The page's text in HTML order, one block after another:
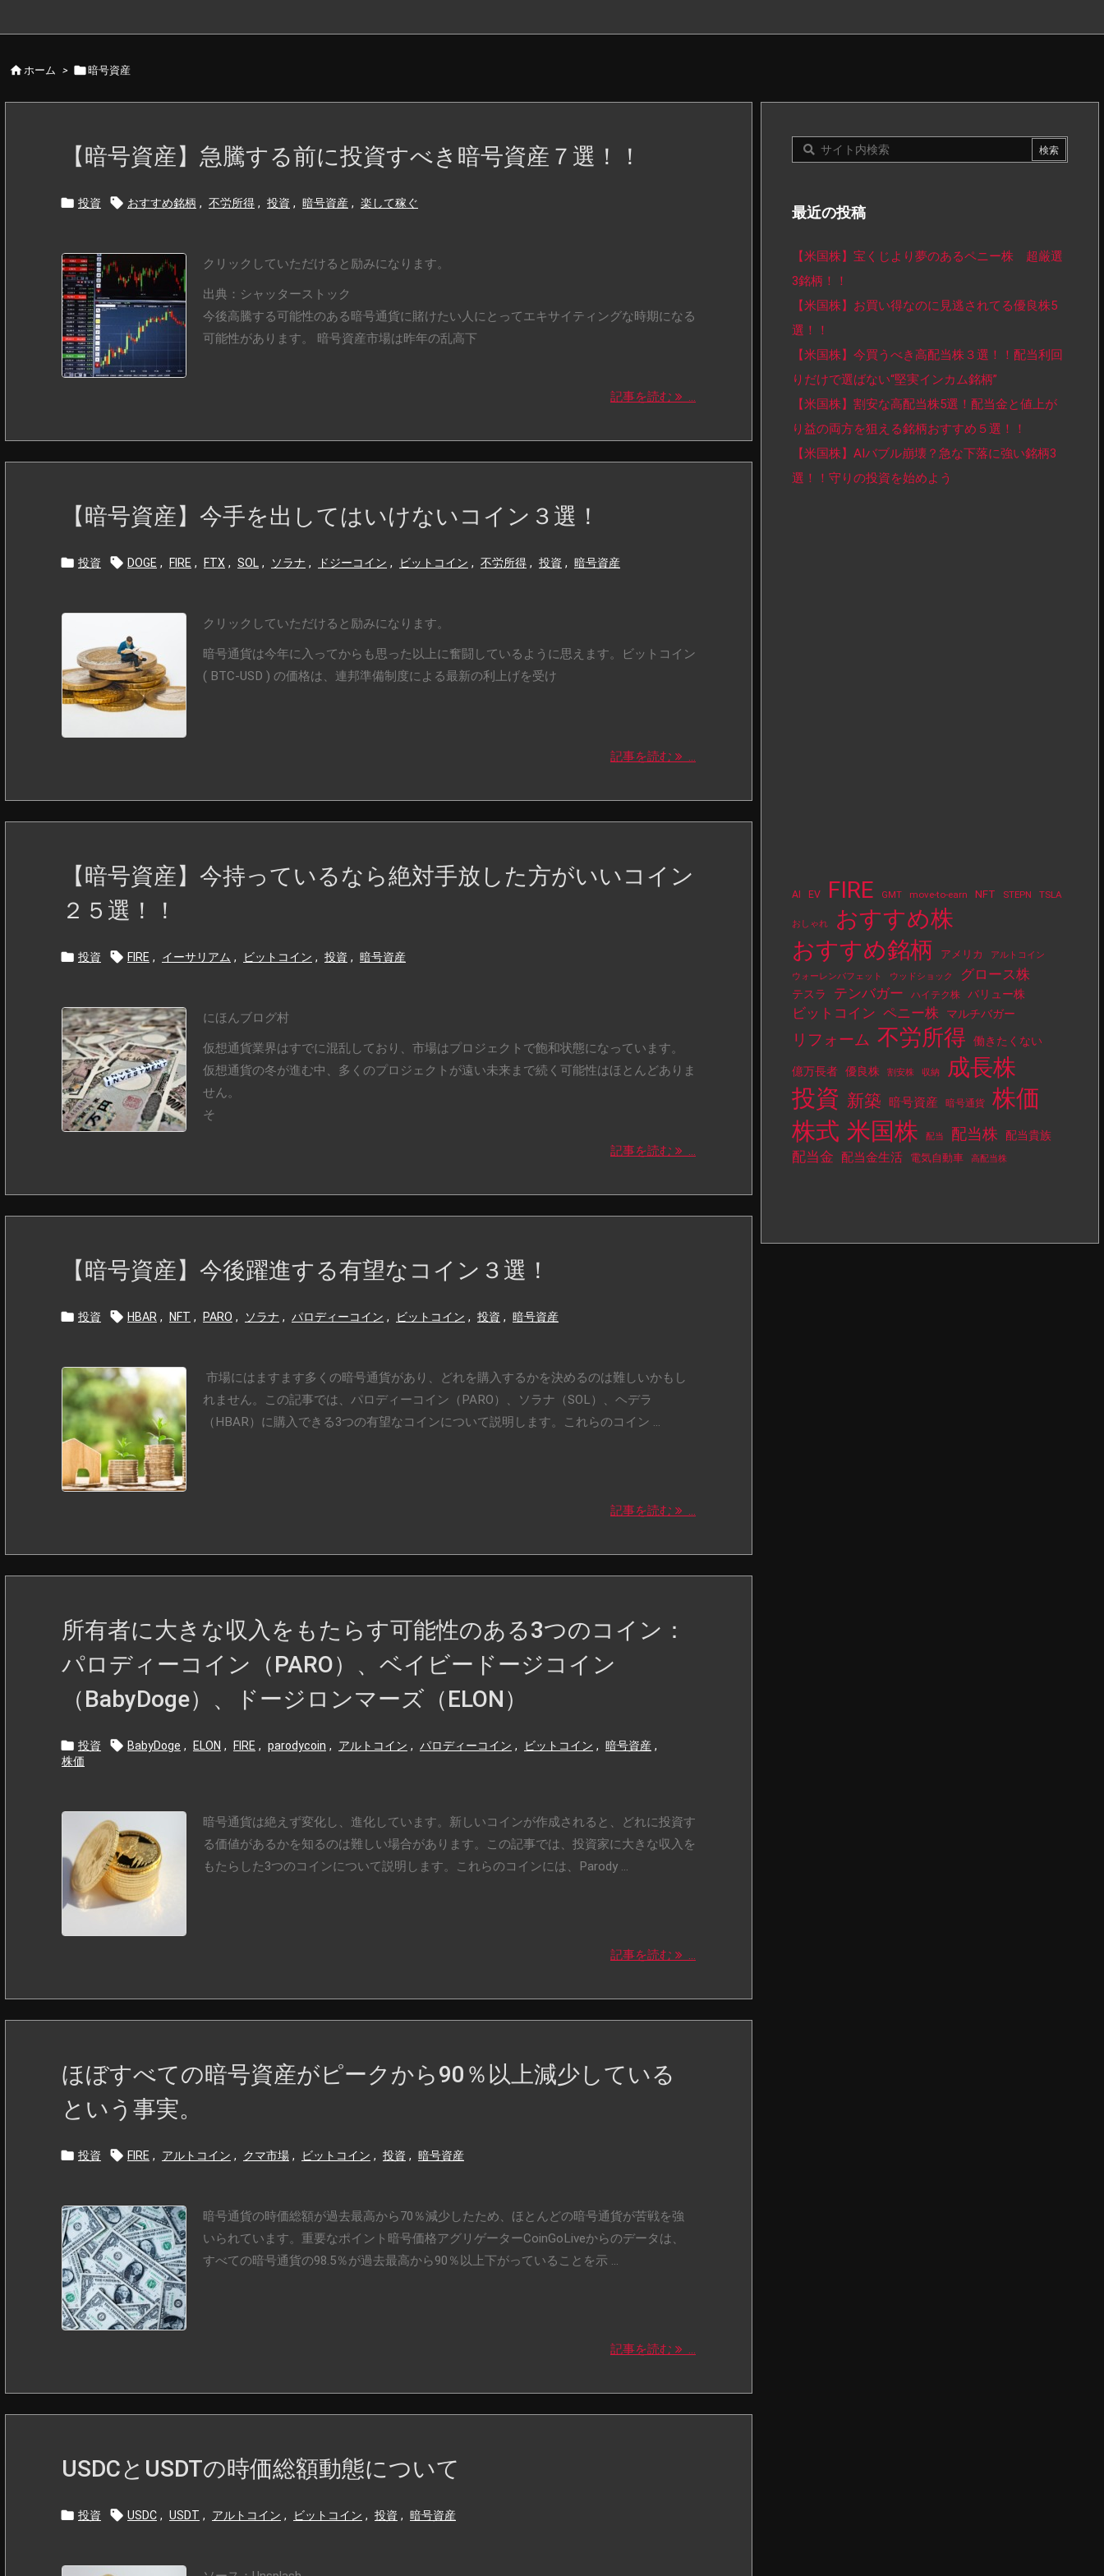
ホーム > 暗号資産
【暗号資産】急騰する前に投資すべき暗号資産７選！！
 投資  おすすめ銘柄 , 不労所得 , 投資 , 暗号資産 , 楽して稼ぐ
クリックしていただけると励みになります。
出典：シャッターストック
今後高騰する可能性のある暗号通貨に賭けたい人にとってエキサイティングな時期になる
可能性があります。 暗号資産市場は昨年の乱高下
記事を読む ...
【暗号資産】今手を出してはいけないコイン３選！
 投資  DOGE , FIRE , FTX , SOL , ソラナ , ドジーコイン , ビットコイン , 不労所得 , 投資 , 暗号資産
クリックしていただけると励みになります。
暗号通貨は今年に入ってからも思った以上に奮闘しているように思えます。ビットコイン
( BTC-USD ) の価格は、連邦準備制度による最新の利上げを受け
記事を読む ...
【暗号資産】今持っているなら絶対手放した方がいいコイン
２５選！！
 投資  FIRE , イーサリアム , ビットコイン , 投資 , 暗号資産
にほんブログ村
仮想通貨業界はすでに混乱しており、市場はプロジェクトで飽和状態になっています。
仮想通貨の冬が進む中、多くのプロジェクトが遠い未来まで続く可能性はほとんどありま
せん。
そ
記事を読む ...
【暗号資産】今後躍進する有望なコイン３選！
 投資  HBAR , NFT , PARO , ソラナ , パロディーコイン , ビットコイン , 投資 , 暗号資産
市場にはますます多くの暗号通貨があり、どれを購入するかを決めるのは難しいかもし
れません。この記事では、パロディーコイン（PARO）、ソラナ（SOL）、ヘデラ
（HBAR）に購入できる3つの有望なコインについて説明します。これらのコイン ...
記事を読む ...
所有者に大きな収入をもたらす可能性のある3つのコイン：
パロディーコイン（PARO）、ベイビードージコイン
（BabyDoge）、ドージロンマーズ（ELON）
 投資  BabyDoge , ELON , FIRE , parodycoin , アルトコイン , パロディーコイン , ビットコイン , 暗号資産 ,
株価
暗号通貨は絶えず変化し、進化しています。新しいコインが作成されると、どれに投資す
る価値があるかを知るのは難しい場合があります。この記事では、投資家に大きな収入を
もたらした3つのコインについて説明します。これらのコインには、Parody ...
記事を読む ...
ほぼすべての暗号資産がピークから90％以上減少している
という事実。
 投資  FIRE , アルトコイン , クマ市場 , ビットコイン , 投資 , 暗号資産
暗号通貨の時価総額が過去最高から70％減少したため、ほとんどの暗号通貨が苦戦を強
いられています。重要なポイント暗号価格アグリゲーターCoinGoLiveからのデータは、
すべての暗号通貨の98.5％が過去最高から90％以上下がっていることを示 ...
記事を読む ...
USDCとUSDTの時価総額動態について
 投資  USDC , USDT , アルトコイン , ビットコイン , 投資 , 暗号資産
最近の投稿
【米国株】宝くじより夢のあるペニー株 超厳選
3銘柄！！
【米国株】お買い得なのに見逃されてる優良株5
選！！
【米国株】今買うべき高配当株３選！！配当利回
りだけで選ばない“堅実インカム銘柄”
【米国株】割安な高配当株5選！配当金と値上が
り益の両方を狙える銘柄おすすめ５選！！
【米国株】AIバブル崩壊？急な下落に強い銘柄3
選！！守りの投資を始めよう
AI EV FIRE GMT move-to-earn NFT STEPN TSLA
おしゃれ
おすすめ株
おすすめ銘柄
アメリカ
アルトコイン
ウォーレンバフェット
ウッドショック グロース株
テスラ テンバガー ハイテク株 バリュー株
ビットコイン ペニー株 マルチバガー
リフォーム 不労所得 働きたくない
億万長者 優良株 割安株 収納 成長株
投資 新築 暗号資産 暗号通貨
株価
株式 米国株 配当 配当株 配当貴族
配当金 配当金生活 電気自動車 高配当株